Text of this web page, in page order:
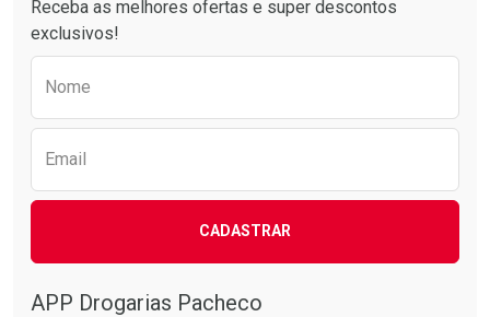
Comprar sem Desconto
Comprar sem Desconto
Comprar sem Desconto
Comprar sem Desconto
Receba as melhores ofertas e super descontos
exclusivos!
Nome
Email
CADASTRAR
APP Drogarias Pacheco